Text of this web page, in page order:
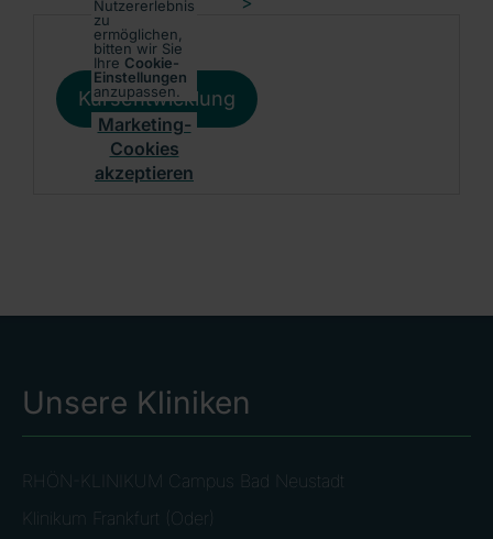
Nutzererlebnis
zu
ermöglichen,
bitten wir Sie
Ihre Cookie-
Einstellungen
anzupassen.
Marketing-
Cookies
akzeptieren
Kursentwicklung
Unsere Kliniken
RHÖN-KLINIKUM Campus Bad Neustadt
Klinikum Frankfurt (Oder)